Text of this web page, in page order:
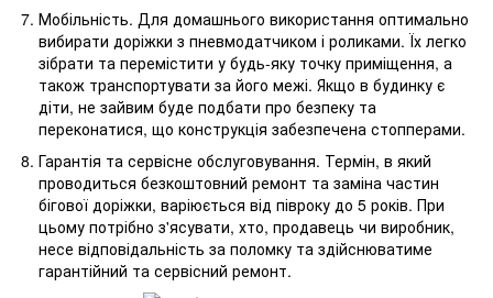
Мобільність. Для домашнього використання оптимально
вибирати доріжки з пневмодатчиком і роликами. Їх легко
зібрати та перемістити у будь-яку точку приміщення, а
також транспортувати за його межі. Якщо в будинку є
діти, не зайвим буде подбати про безпеку та
переконатися, що конструкція забезпечена стопперами.
Гарантія та сервісне обслуговування. Термін, в який
проводиться безкоштовний ремонт та заміна частин
бігової доріжки, варіюється від півроку до 5 років. При
цьому потрібно з'ясувати, хто, продавець чи виробник,
несе відповідальність за поломку та здійснюватиме
гарантійний та сервісний ремонт.